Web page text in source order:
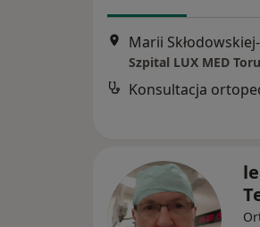
Marii
Szpital LUX MED
Konsultacja